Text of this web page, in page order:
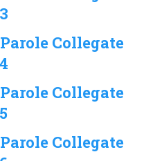
Collegate
Collegate
Collegate